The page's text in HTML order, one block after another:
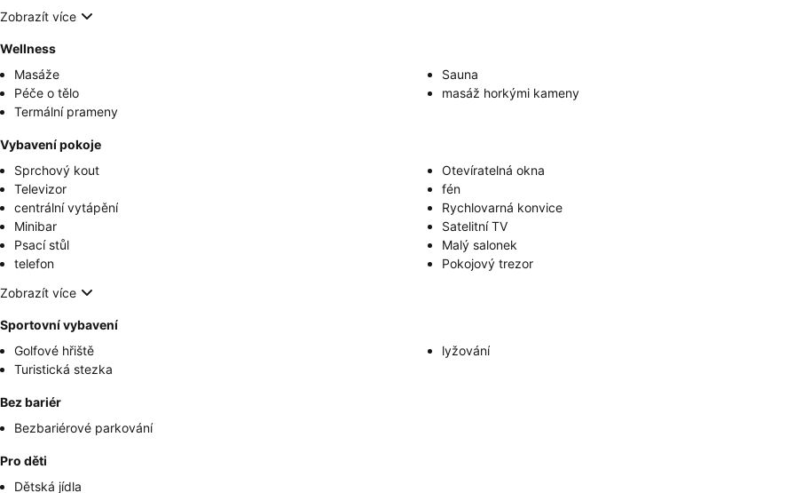
Zobrazít více
Wellness
Masáže
Sauna
Péče o tělo
masáž horkými kameny
Termální prameny
Vybavení pokoje
Sprchový kout
Otevíratelná okna
Televizor
fén
centrální vytápění
Rychlovarná konvice
Minibar
Satelitní TV
Psací stůl
Malý salonek
telefon
Pokojový trezor
Zobrazít více
Sportovní vybavení
Golfové hřiště
lyžování
Turistická stezka
Bez bariér
Bezbariérové parkování
Pro děti
Dětská jídla